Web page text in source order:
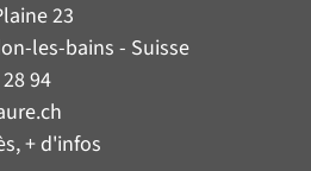
23
les-bains - Suisse
94
+ d'infos